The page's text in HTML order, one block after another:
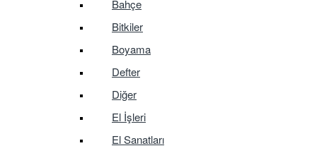
Bahçe
Bitkiler
Boyama
Defter
Diğer
El İşleri
El Sanatları